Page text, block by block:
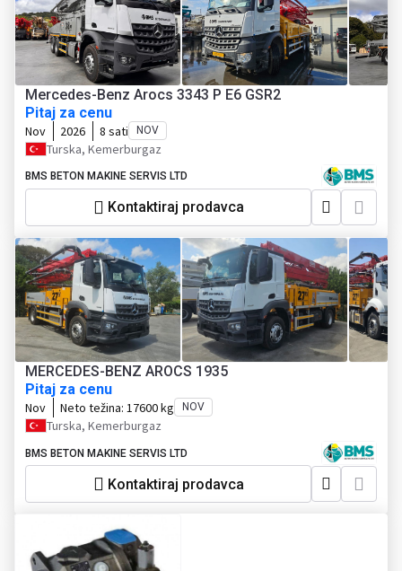
Mercedes-Benz Arocs 3343 P E6 GSR2
Pitaj za cenu
Nov 2026 8 sati NOV
Turska, Kemerburgaz
BMS BETON MAKINE SERVIS LTD
Kontaktiraj prodavca
MERCEDES-BENZ AROCS 1935
Pitaj za cenu
Nov Neto težina: 17600 kg NOV
Turska, Kemerburgaz
BMS BETON MAKINE SERVIS LTD
Kontaktiraj prodavca